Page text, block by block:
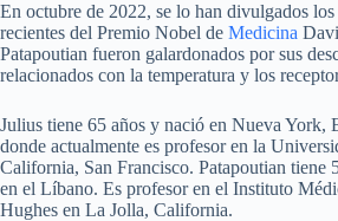
En octubre de 2022, se lo han divulgados los
recientes del Premio Nobel de Medicina
Patapoutian fueron galardonados por sus
relacionados con la temperatura y los
Julius tiene 65 años y nació en Nueva York,
donde actualmente es profesor en la
California, San Francisco. Patapoutian tiene
en el Líbano. Es profesor en el Instituto
Hughes en La Jolla, California.